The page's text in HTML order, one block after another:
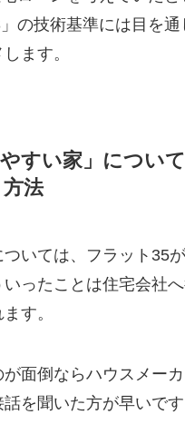
」の技術基準には目を通
ます。
すい家」につい
法
いては、フラット35
いったことは住宅会社
す。
面倒ならハウスメー
を聞いた方が早いです